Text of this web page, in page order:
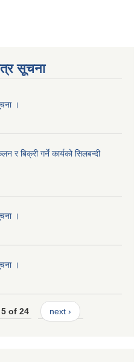
सूचना
।
बिक्री गर्ने कार्यको सिलबन्दी
।
।
5 of 24 next ›